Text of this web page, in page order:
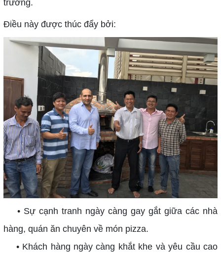
trường.
Điều này được thúc đẩy bởi:
• Sự cạnh tranh ngày càng gay gắt giữa các nhà
hàng, quán ăn chuyên về món pizza.
• Khách hàng ngày càng khắt khe và yêu cầu cao